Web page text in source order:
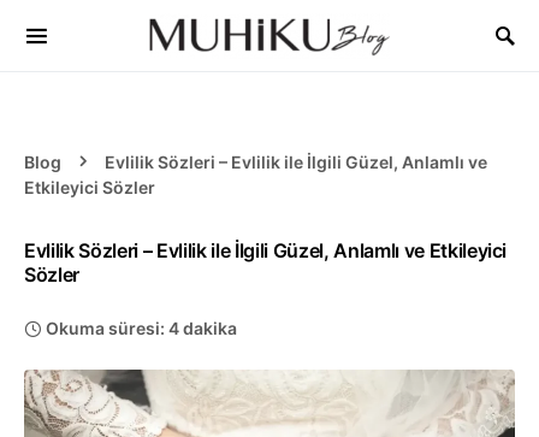
Blog
Evlilik Sözleri – Evlilik ile İlgili Güzel, Anlamlı ve
Etkileyici Sözler
Evlilik Sözleri – Evlilik ile İlgili Güzel, Anlamlı ve Etkileyici
Sözler
Okuma süresi: 4 dakika